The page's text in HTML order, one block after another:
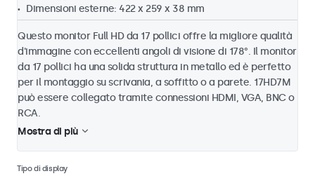
Dimensioni esterne: 422 x 259 x 38 mm
Questo monitor Full HD da 17 pollici offre la migliore qualità
d'immagine con eccellenti angoli di visione di 178°. Il monitor
da 17 pollici ha una solida struttura in metallo ed è perfetto
per il montaggio su scrivania, a soffitto o a parete. 17HD7M
può essere collegato tramite connessioni HDMI, VGA, BNC o
RCA.
Mostra di più
Tipo di display